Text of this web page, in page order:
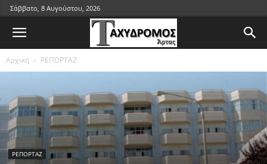
Σάββατο, 8 Αυγούστου, 2026
Αρχική ΡΕΠΟΡΤΑΖ
ΡΕΠΟΡΤΑΖ